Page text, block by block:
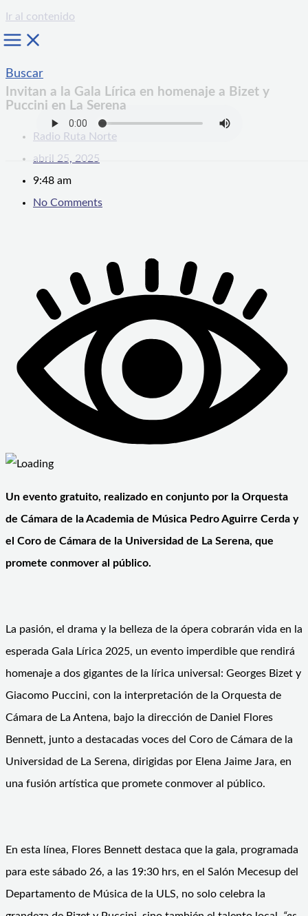
Ir al contenido
Buscar
Invitan a la Gala Lírica en homenaje a Bizet y
Puccini en La Serena
Radio Ruta Norte
abril 25, 2025
9:48 am
No Comments
Un evento gratuito, realizado en conjunto por la Orquesta
de Cámara de la Academia de Música Pedro Aguirre Cerda y
el Coro de Cámara de la Universidad de La Serena, que
promete conmover al público.
La pasión, el drama y la belleza de la ópera cobrarán vida en la
esperada Gala Lírica 2025, un evento imperdible que rendirá
homenaje a dos gigantes de la lírica universal: Georges Bizet y
Giacomo Puccini, con la interpretación de la Orquesta de
Cámara de La Antena, bajo la dirección de Daniel Flores
Bennett, junto a destacadas voces del Coro de Cámara de la
Universidad de La Serena, dirigidas por Elena Jaime Jara, en
una fusión artística que promete conmover al público.
En esta línea, Flores Bennett destaca que la gala, programada
para este sábado 26, a las 19:30 hrs, en el Salón Mecesup del
Departamento de Música de la ULS, no solo celebra la